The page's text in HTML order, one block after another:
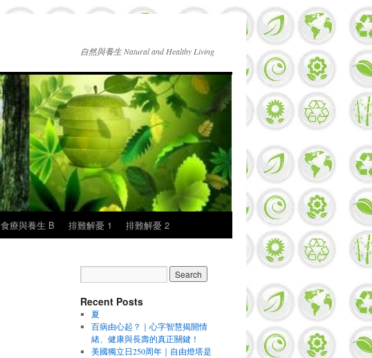
自然與養生 Natural and Healthy Living
食療與養生 B 排難解憂 1 排難解憂 2
Recent Posts
夏
百病由心起？｜心字智慧揭開情
緒、健康與長壽的真正關鍵！
美國獨立日250周年｜自由燈塔是